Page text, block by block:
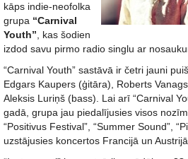
kāps indie-neofolka
grupa “Carnival
Youth” , kas šodien
izdod savu pirmo radio singlu ar
“Carnival Youth” sastāvā ir četri jauni
Edgars Kaupers (ģitāra), Roberts
Aleksis Luriņš (bass). Lai arī “Carnival
gadā, grupa jau piedalījusies visos
“Positivus Festival”, “Summer Sound”,
uzstājusies koncertos Francijā un Austrijā.